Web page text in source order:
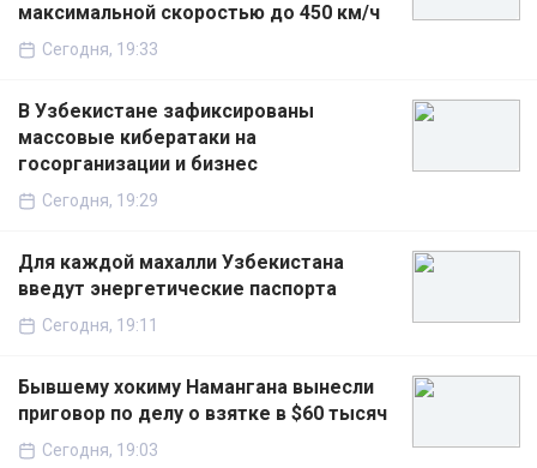
максимальной скоростью до 450 км/ч
Сегодня, 19:33
В Узбекистане зафиксированы
массовые кибератаки на
госорганизации и бизнес
Сегодня, 19:29
Для каждой махалли Узбекистана
введут энергетические паспорта
Сегодня, 19:11
Бывшему хокиму Намангана вынесли
приговор по делу о взятке в $60 тысяч
Сегодня, 19:03